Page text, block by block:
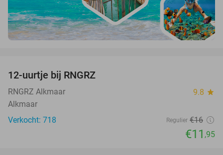
12-uurtje bij RNGRZ
RNGRZ Alkmaar 9.8 star
Alkmaar
Verkocht: 718
Regulier €16
€11 ,95